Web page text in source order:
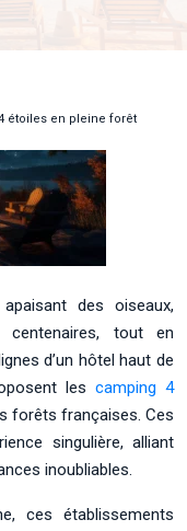
étoiles en pleine forêt
des oiseaux,
tout en
d’un hôtel haut de
les camping 4
forêts françaises. Ces
singulière, alliant
inoubliables.
ces établissements